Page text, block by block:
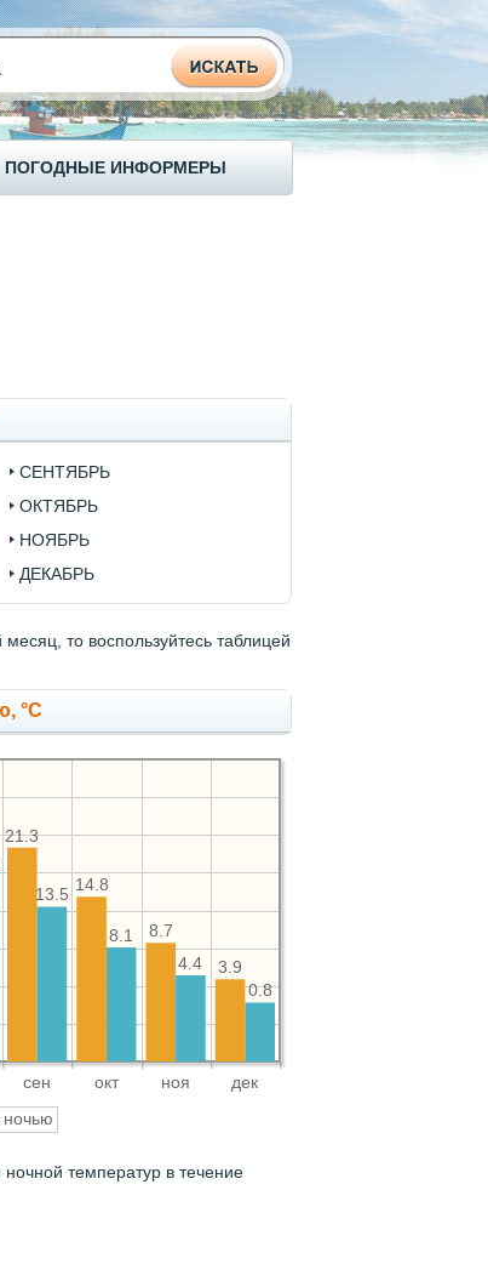
ПОГОДНЫЕ ИНФОРМЕРЫ
СЕНТЯБРЬ
ОКТЯБРЬ
НОЯБРЬ
ДЕКАБРЬ
то воспользуйтесь таблицей
°C
сен окт ноя дек
3.9
8.7
14.8
21.3
0.8
4.4
8.1
13.5
ночью
температур в течение